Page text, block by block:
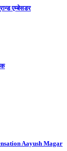
एम्बेसडर
Aayush Magar